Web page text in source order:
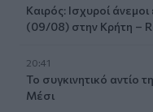
Καιρός: Ισχυροί
(09/08) στην Κρήτη –
20:41
Το συγκινητικό αντίο
Μέσι